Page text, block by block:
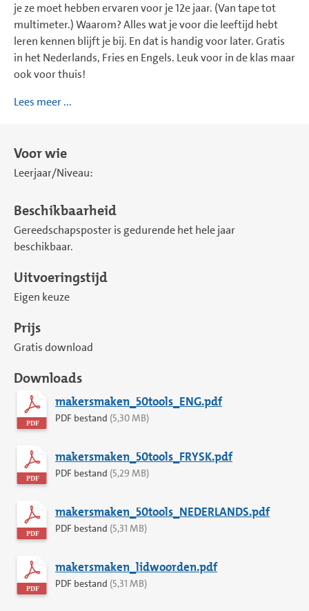
je ze moet hebben ervaren voor je 12e jaar. (Van tape tot
multimeter.) Waarom? Alles wat je voor die leeftijd hebt
leren kennen blijft je bij. En dat is handig voor later. Gratis
in het Nederlands, Fries en Engels. Leuk voor in de klas maar
ook voor thuis!
Lees meer ...
Voor wie
Leerjaar/Niveau:
Beschikbaarheid
Gereedschapsposter is gedurende het hele jaar
beschikbaar.
Uitvoeringstijd
Eigen keuze
Prijs
Gratis download
Downloads
makersmaken_50tools_ENG.pdf
PDF bestand (5,30 MB)
makersmaken_50tools_FRYSK.pdf
PDF bestand (5,29 MB)
makersmaken_50tools_NEDERLANDS.pdf
PDF bestand (5,31 MB)
makersmaken_lidwoorden.pdf
PDF bestand (5,31 MB)